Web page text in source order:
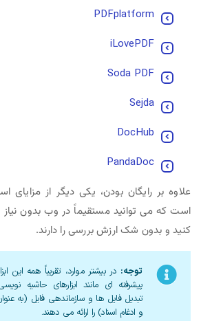
PDFplatform
iLovePDF
Soda PDF
Sejda
DocHub
PandaDoc
علاوه بر رایگان بودن، یکی دیگر از مزایای
است که می توانید مستقیماً در وب بدون نیاز
کنید و بدون شک ارزش بررسی را دارند.
توجه: در بیشتر موارد، تقریباً همه این
پیشرفته ای مانند ابزارهای حاشیه
تبدیل فایل ها و سازماندهی فایل (به
و ادغام اسناد) را ارائه می دهند.